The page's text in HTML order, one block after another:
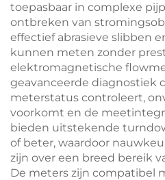
toepasbaar in complexe
ontbreken van
effectief abrasieve slibben
kunnen meten zonder
elektromagnetische
geavanceerde diagnostiek
meterstatus controleert,
voorkomt en de
bieden uitstekende
of beter, waardoor
zijn over een breed bereik
De meters zijn compatibel